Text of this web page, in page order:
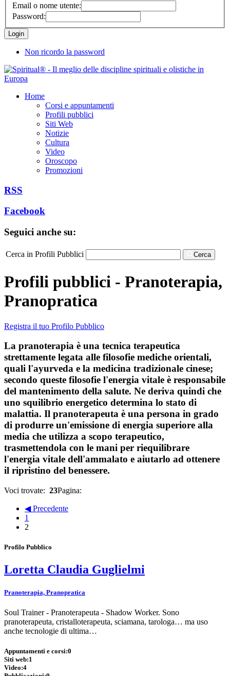
Email o nome utente:
Password:
Non ricordo la password
Home
Corsi e appuntamenti
Profili pubblici
Siti Web
Notizie
Cultura
Video
Oroscopo
Promozioni
RSS
Facebook
Seguici anche su:
Cerca in Profili Pubblici Cerca
Profili pubblici - Pranoterapia,
Pranopratica
Registra il tuo Profilo Pubblico
La pranoterapia è una tecnica terapeutica
strettamente legata alle filosofie mediche orientali,
quali l'ayurveda e la medicina tradizionale cinese;
secondo queste filosofie l'energia vitale è responsabile
del mantenimento della salute. Ne deriva quindi che
uno squilibrio energetico determina lo stato di
malattia. Il pranoterapeuta è una persona in grado
di produrre un'emissione di energia superiore alla
media che utilizza a scopo terapeutico,
trasmettendola con le mani per riequilibrare
l'energia vitale dell'ammalato e aiutarlo ad ottenere
il ripristino del benessere.
Voci trovate: 23Pagina:
◀ Precedente
1
2
Profilo Pubblico
Loretta Claudia Guglielmi
Pranoterapia, Pranopratica
Soul Trainer - Pranoterapeuta - Shadow Worker. Sono
pranoterapeuta, cristalloterapeuta, sciamana, tarologa… ma uso
anche tecnologie di ultima…
Appuntamenti e corsi:0
Siti web:1
Video:4